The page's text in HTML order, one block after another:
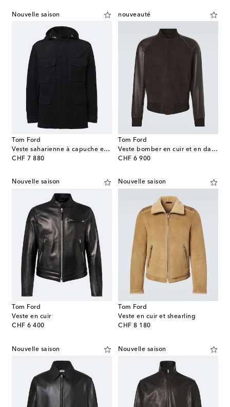
Nouvelle saison
Tom Ford
Veste saharienne à capuche en daim
CHF 7 880
original price
nouveauté
Tom Ford
Veste bomber en cuir et en daim
CHF 6 900
original price
Nouvelle saison
Tom Ford
Veste en cuir
CHF 6 400
original price
Nouvelle saison
Tom Ford
Veste en cuir et shearling
CHF 8 180
original price
Nouvelle saison Nouvelle saison